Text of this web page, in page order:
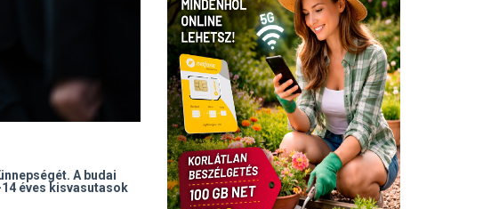
A budai
éves kisvasutasok